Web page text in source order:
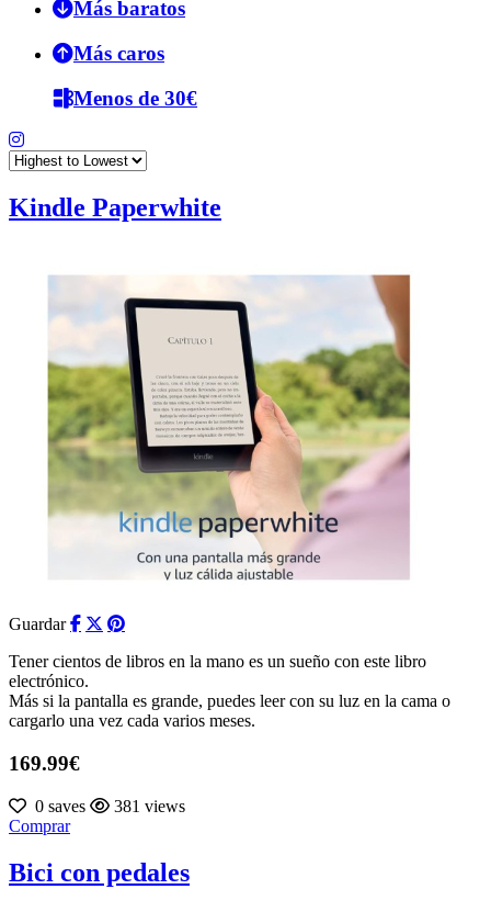
Más baratos
Más caros
Menos de 30€
Kindle Paperwhite
Guardar
Tener cientos de libros en la mano es un sueño con este libro
electrónico.
Más si la pantalla es grande, puedes leer con su luz en la cama o
cargarlo una vez cada varios meses.
169.99€
0 saves
381 views
Comprar
Bici con pedales